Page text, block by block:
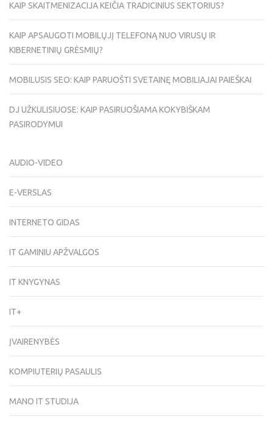
KAIP SKAITMENIZACIJA KEIČIA TRADICINIUS SEKTORIUS?
KAIP APSAUGOTI MOBILŲJĮ TELEFONĄ NUO VIRUSŲ IR
KIBERNETINIŲ GRĖSMIŲ?
MOBILUSIS SEO: KAIP PARUOŠTI SVETAINĘ MOBILIAJAI PAIEŠKAI
DJ UŽKULISIUOSE: KAIP PASIRUOŠIAMA KOKYBIŠKAM
PASIRODYMUI
AUDIO-VIDEO
E-VERSLAS
INTERNETO GIDAS
IT GAMINIU APŽVALGOS
IT KNYGYNAS
IT+
ĮVAIRENYBĖS
KOMPIUTERIŲ PASAULIS
MANO IT STUDIJA